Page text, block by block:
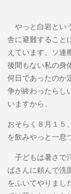
やっと白岩とい
舎に避難すること
えています。ソ連
後間もない私の身
何日であったのか
争が終わったらし
いますから、
おそらく８月１５
を飲みやっと一息
子どもは暑さで
ばさんに頼んで洗
をふいてやりまし